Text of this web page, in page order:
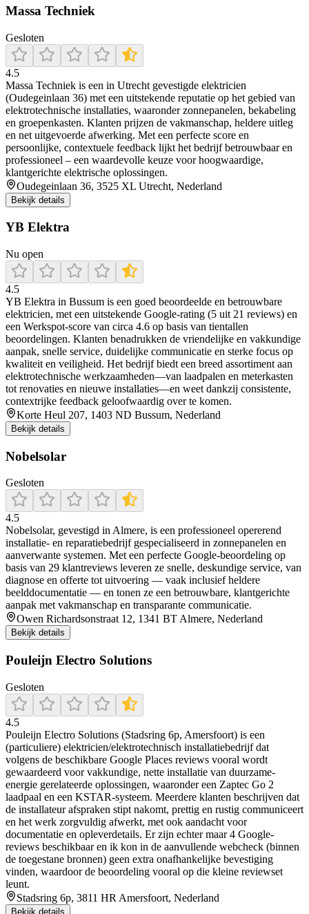
Massa Techniek
Gesloten
4.5
Massa Techniek is een in Utrecht gevestigde elektricien
(Oudegeinlaan 36) met een uitstekende reputatie op het gebied van
elektrotechnische installaties, waaronder zonnepanelen, bekabeling
en groepenkasten. Klanten prijzen de vakmanschap, heldere uitleg
en net uitgevoerde afwerking. Met een perfecte score en
persoonlijke, contextuele feedback lijkt het bedrijf betrouwbaar en
professioneel – een waardevolle keuze voor hoogwaardige,
klantgerichte elektrische oplossingen.
Oudegeinlaan 36, 3525 XL Utrecht, Nederland
Bekijk details
YB Elektra
Nu open
4.5
YB Elektra in Bussum is een goed beoordeelde en betrouwbare
elektricien, met een uitstekende Google‑rating (5 uit 21 reviews) en
een Werkspot‑score van circa 4.6 op basis van tientallen
beoordelingen. Klanten benadrukken de vriendelijke en vakkundige
aanpak, snelle service, duidelijke communicatie en sterke focus op
kwaliteit en veiligheid. Het bedrijf biedt een breed assortiment aan
elektrotechnische werkzaamheden—van laadpalen en meterkasten
tot renovaties en nieuwe installaties—en weet dankzij consistente,
contextrijke feedback geloofwaardig over te komen.
Korte Heul 207, 1403 ND Bussum, Nederland
Bekijk details
Nobelsolar
Gesloten
4.5
Nobelsolar, gevestigd in Almere, is een professioneel opererend
installatie- en reparatiebedrijf gespecialiseerd in zonnepanelen en
aanverwante systemen. Met een perfecte Google-beoordeling op
basis van 29 klantreviews leveren ze snelle, deskundige service, van
diagnose en offerte tot uitvoering — vaak inclusief heldere
beelddocumentatie — en tonen ze een betrouwbare, klantgerichte
aanpak met vakmanschap en transparante communicatie.
Owen Richardsonstraat 12, 1341 BT Almere, Nederland
Bekijk details
Pouleijn Electro Solutions
Gesloten
4.5
Pouleijn Electro Solutions (Stadsring 6p, Amersfoort) is een
(particuliere) elektricien/elektrotechnisch installatiebedrijf dat
volgens de beschikbare Google Places reviews vooral wordt
gewaardeerd voor vakkundige, nette installatie van duurzame-
energie gerelateerde oplossingen, waaronder een Zaptec Go 2
laadpaal en een KSTAR-systeem. Meerdere klanten beschrijven dat
de installateur afspraken stipt nakomt, prettig en rustig communiceert
en het werk zorgvuldig afwerkt, met ook aandacht voor
documentatie en opleverdetails. Er zijn echter maar 4 Google-
reviews beschikbaar en ik kon in de aanvullende webcheck (binnen
de toegestane bronnen) geen extra onafhankelijke bevestiging
vinden, waardoor de beoordeling vooral op die kleine reviewset
leunt.
Stadsring 6p, 3811 HR Amersfoort, Nederland
Bekijk details